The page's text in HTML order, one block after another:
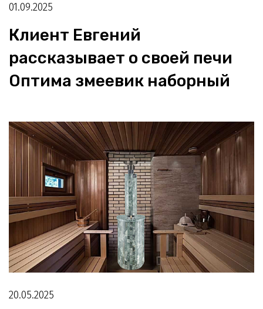
01.09.2025
Клиент Евгений
рассказывает о своей печи
Оптима змеевик наборный
20.05.2025